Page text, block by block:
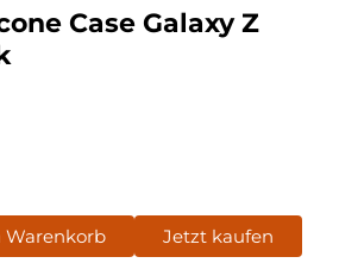
Case Galaxy Z
Warenkorb Jetzt kaufen